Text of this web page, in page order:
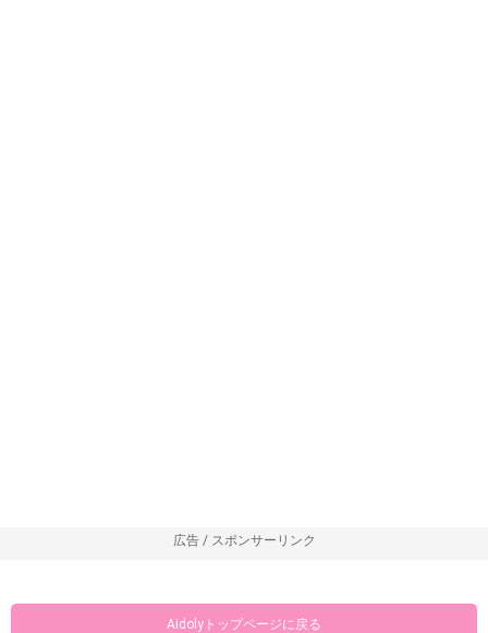
広告 / スポンサーリンク
Aidolyトップページに戻る